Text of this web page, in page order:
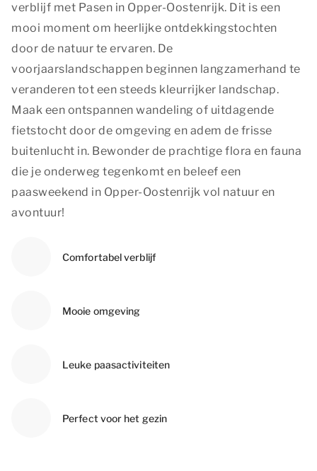
verblijf met Pasen in Opper-Oostenrijk. Dit is een
mooi moment om heerlijke ontdekkingstochten
door de natuur te ervaren. De
voorjaarslandschappen beginnen langzamerhand te
veranderen tot een steeds kleurrijker landschap.
Maak een ontspannen wandeling of uitdagende
fietstocht door de omgeving en adem de frisse
buitenlucht in. Bewonder de prachtige flora en fauna
die je onderweg tegenkomt en beleef een
paasweekend in Opper-Oostenrijk vol natuur en
avontuur!
Comfortabel verblijf
Mooie omgeving
Leuke paasactiviteiten
Perfect voor het gezin